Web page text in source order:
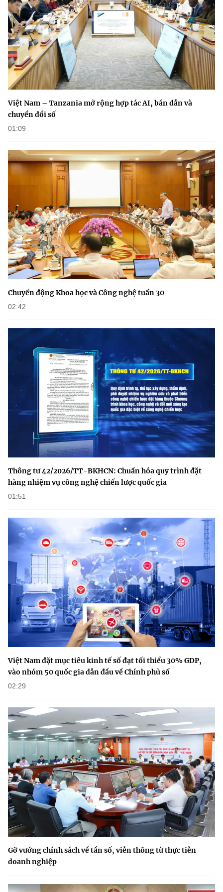
(Ghi rõ nguồn "https://mst.gov.vn" khi phát hành lại thông tin từ
website này)
Việt Nam – Tanzania mở rộng hợp tác AI, bán dẫn và
chuyển đổi số
01:09
Chuyển động Khoa học và Công nghệ tuần 30
02:42
Thông tư 42/2026/TT-BKHCN: Chuẩn hóa quy trình đặt
hàng nhiệm vụ công nghệ chiến lược quốc gia
01:51
Việt Nam đặt mục tiêu kinh tế số đạt tối thiểu 30% GDP,
vào nhóm 50 quốc gia dẫn đầu về Chính phủ số
02:29
Gỡ vướng chính sách về tần số, viễn thông từ thực tiễn
doanh nghiệp